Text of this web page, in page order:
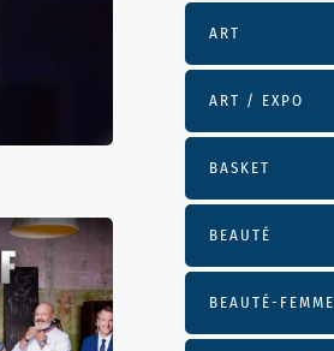
ART
ART / EXPO
BASKET
BEAUTÉ
BEAUTÉ-FEMME